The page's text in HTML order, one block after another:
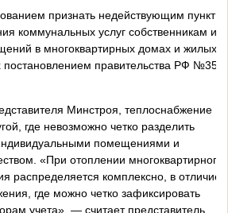
признать недействующим пункт
коммунальных услуг собственникам и
в многоквартирных домах и жилых
правительства РФ №354.
Минстроя, теплоснабжение
где невозможно четко разделить
помещениями и
«При отоплении многоквартирного
распределяется комплексно, в отличие
где можно четко зафиксировать
учета», — считает представитель